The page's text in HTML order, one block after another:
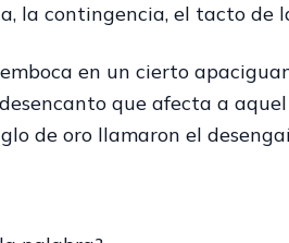
la contingencia, el tacto de
en un cierto
que afecta a
de oro llamaron el